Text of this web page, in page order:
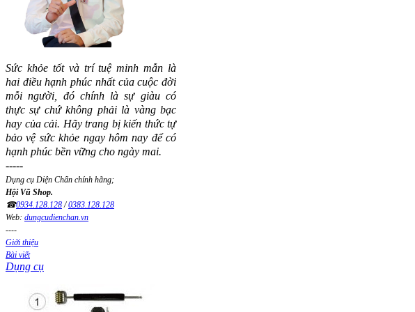
Sức khỏe tốt và trí tuệ minh mẫn là
hai điều hạnh phúc nhất của cuộc đời
mỗi người, đó chính là sự giàu có
thực sự chứ không phải là vàng bạc
hay của cải. Hãy trang bị kiến thức tự
bảo vệ sức khỏe ngay hôm nay để có
hạnh phúc bền vững cho ngày mai.
-----
Dụng cụ Diện Chẩn chính hãng;
Hội Vũ Shop.
☎0934.128.128/0383.128.128
Web: dungcudienchan.vn
----
Giới thiệu
Bài viết
Dụng cụ